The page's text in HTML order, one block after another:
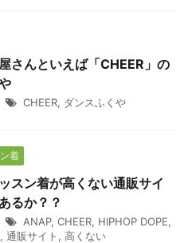
さんといえば「CHEER」の
CHEER, ダンスふくや
着
スン着が高くない通販サイ
るか？？
ANAP, CHEER, HIPHOP DOPE,
, 通販サイト , 高くない